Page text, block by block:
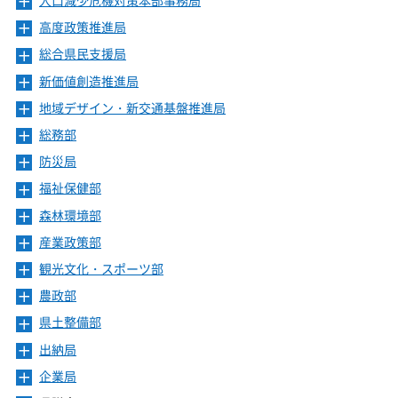
ニ
ュ
ー
を
開
き
ま
す
メ
ニ
ュ
ー
を
開
き
ま
す
高度政策推進局
メ
ニ
ュ
ー
を
開
き
ま
す
総合県民支援局
メ
ニ
ュ
ー
を
開
き
ま
す
新価値創造推進局
メ
ニ
ュ
ー
開
き
ま
す
地域デザイン・新交通基盤推進局
メ
ニ
ュ
ー
を
開
き
ま
す
総務部
メ
ニ
ュ
ー
を
開
き
ま
す
防災局
メ
ニ
ュ
ー
を
開
き
ま
す
福祉保健部
メ
ニ
ュ
ー
を
開
き
ま
す
森林環境部
メ
ニ
ュ
ー
開
き
ま
す
産業政策部
メ
ニ
ュ
ー
を
開
き
ま
観光文化・スポーツ部
メ
ニ
ュ
ー
を
開
農政部
メ
ニ
ュ
ー
を
県土整備部
メ
ニ
ュ
出納局
メ 企業局